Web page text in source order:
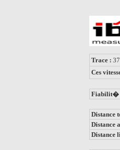
Trace :
Ces
Fiabilit�
Distance
Distance
Distance